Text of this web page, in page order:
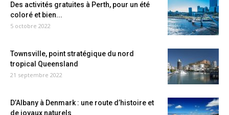
Des activités gratuites à Perth, pour un été
coloré et bien...
5 octobre 2022
Townsville, point stratégique du nord
tropical Queensland
21 septembre 2022
D’Albany à Denmark : une route d’histoire et
de joyaux naturels